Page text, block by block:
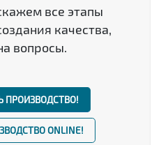
все этапы
качества,
вопросы.
ПРОИЗВОДСТВО!
ONLINE!